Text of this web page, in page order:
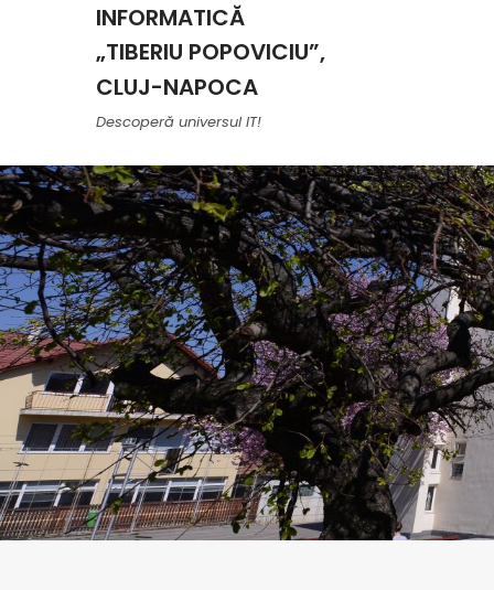
INFORMATICĂ
„TIBERIU POPOVICIU”,
CLUJ-NAPOCA
Descoperă universul IT!